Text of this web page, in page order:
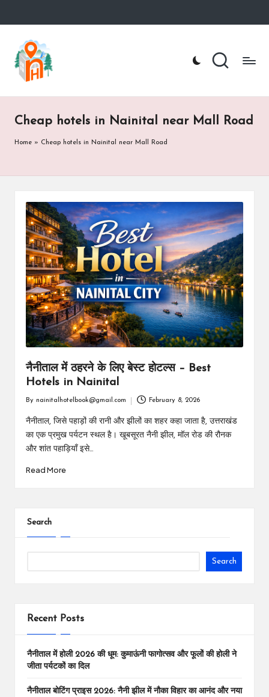
Skip
content
n
ai
ni
t
o
te
m
Nainital
Hotel
Booking
Cheap hotels in Nainital near Mall Road
Home » Cheap hotels in Nainital near Mall Road
नैनीताल में ठहरने के लिए बेस्ट होटल्स – Best
Hotels in Nainital
by
By nainitalhotelbook@gmail.com February 8, 2026
नैनीताल, जिसे पहाड़ों की रानी और झीलों का शहर कहा जाता है, उत्तराखंड
का एक प्रमुख पर्यटन स्थल है। खूबसूरत नैनी झील, मॉल रोड की रौनक
और शांत पहाड़ियाँ इसे…
Read More
Search
Search
Recent Posts
नैनीताल में होली 2026 की धूम: कुमाऊंनी फागोत्सव और फूलों की होली ने
जीता पर्यटकों का दिल
नैनीताल बोटिंग प्राइस 2026: नैनी झील में नौका विहार का आनंद और नया